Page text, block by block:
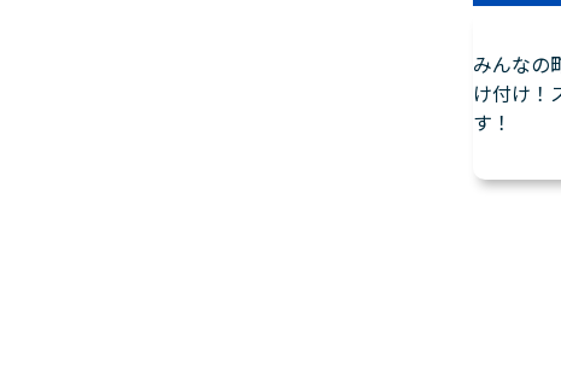
みんなの
け付け！
す！